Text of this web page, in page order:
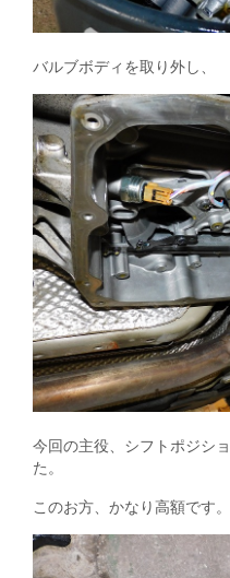
バルブボディを取り外し、
今回の主役、シフトポジシ
た。
このお方、かなり高額です。